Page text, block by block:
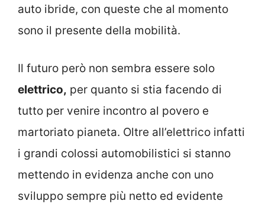
auto ibride, con queste che al momento
sono il presente della mobilità.
Il futuro però non sembra essere solo
elettrico, per quanto si stia facendo di
tutto per venire incontro al povero e
martoriato pianeta. Oltre all’elettrico infatti
i grandi colossi automobilistici si stanno
mettendo in evidenza anche con uno
sviluppo sempre più netto ed evidente